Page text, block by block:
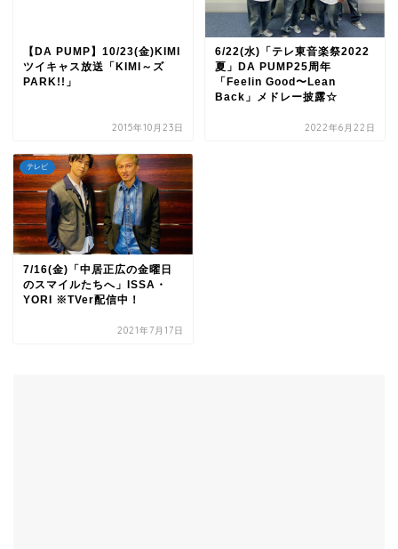
【DA PUMP】10/23(金)KIMI
ツイキャス放送「KIMI～ズ
PARK!!」
2015年10月23日
6/22(水)「テレ東音楽祭2022
夏」DA PUMP25周年
「Feelin Good〜Lean
Back」メドレー披露☆
2022年6月22日
テレビ
7/16(金)「中居正広の金曜日
のスマイルたちへ」ISSA・
YORI ※TVer配信中！
2021年7月17日